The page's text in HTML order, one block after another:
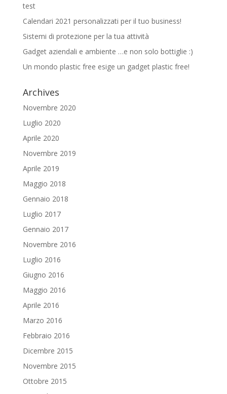
test
Calendari 2021 personalizzati per il tuo business!
Sistemi di protezione per la tua attività
Gadget aziendali e ambiente …e non solo bottiglie :)
Un mondo plastic free esige un gadget plastic free!
Archives
Novembre 2020
Luglio 2020
Aprile 2020
Novembre 2019
Aprile 2019
Maggio 2018
Gennaio 2018
Luglio 2017
Gennaio 2017
Novembre 2016
Luglio 2016
Giugno 2016
Maggio 2016
Aprile 2016
Marzo 2016
Febbraio 2016
Dicembre 2015
Novembre 2015
Ottobre 2015